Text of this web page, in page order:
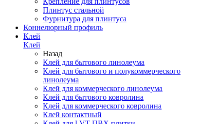
Плинтус стальной
Фурнитура для плинтуса
Коннелюрный профиль
Клей
Клей
Назад
Клей для бытового линолеума
Клей для бытового и полукоммерческого
линолеума
Клей для коммерческого линолеума
Клей для бытового ковролина
Клей для коммерческого ковролина
Клей контактный